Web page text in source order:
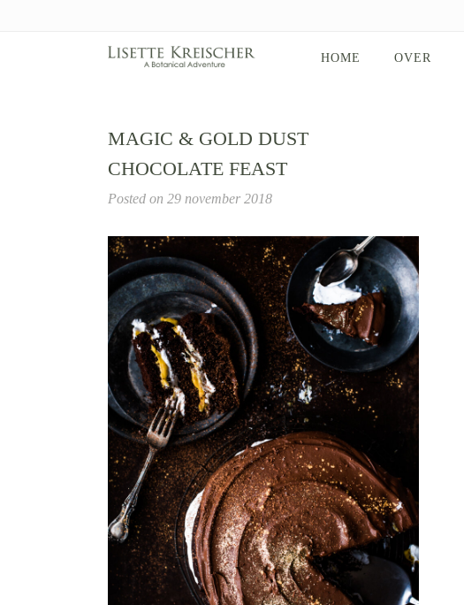
HOME OVER
MAGIC & GOLD DUST
CHOCOLATE FEAST
Posted on 29 november 2018